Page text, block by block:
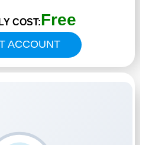
ACCOUNT
COST:Free